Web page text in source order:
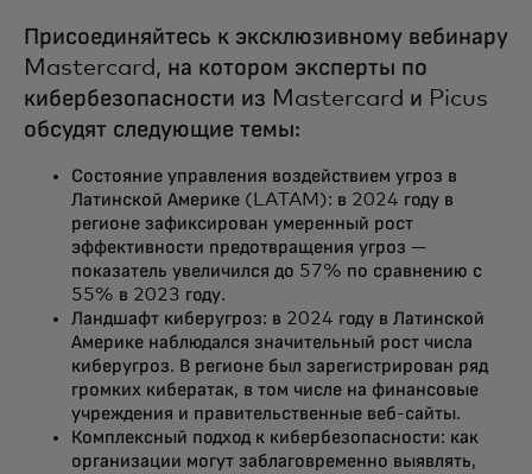
Присоединяйтесь к эксклюзивному вебинару
Mastercard, на котором эксперты по
кибербезопасности из Mastercard и Picus
обсудят следующие темы:
Состояние управления воздействием угроз в
Латинской Америке (LATAM): в 2024 году в
регионе зафиксирован умеренный рост
эффективности предотвращения угроз —
показатель увеличился до 57% по сравнению с
55% в 2023 году.
Ландшафт киберугроз: в 2024 году в Латинской
Америке наблюдался значительный рост числа
киберугроз. В регионе был зарегистрирован ряд
громких кибератак, в том числе на финансовые
учреждения и правительственные веб-сайты.
Комплексный подход к кибербезопасности: как
организации могут заблаговременно выявлять,